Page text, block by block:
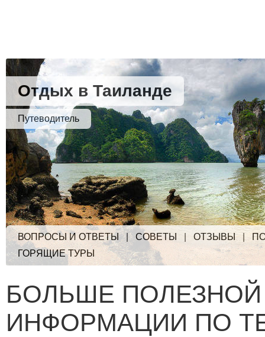
Отдых в Таиланде
Путеводитель
ВОПРОСЫ И ОТВЕТЫ| СОВЕТЫ ОТЗЫВЫ
ГОРЯЩИЕ ТУРЫ
БОЛЬШЕ ПОЛЕЗНОЙ
ИНФОРМАЦИИ ПО